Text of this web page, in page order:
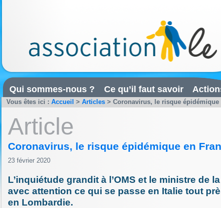
Qui sommes-nous ? Ce qu’il faut savoir
Vous êtes ici : Accueil > Articles > Coronavirus, le risque épidémique
Article
Coronavirus, le risque épidémique en
23 février 2020
L’inquiétude grandit à l’OMS et le ministre de
avec attention ce qui se passe en Italie tout
en Lombardie.